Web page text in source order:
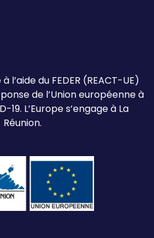
l’aide du FEDER (REACT-UE)
de l’Union européenne à
19. L’Europe s’engage à La
Réunion.